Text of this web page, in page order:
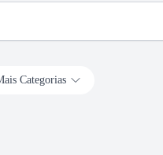
Categorias